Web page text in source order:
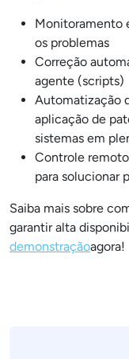
Monitoramento
os problemas
Correção
agente (scripts)
Automatização
aplicação de
sistemas em
Controle
para solucionar
Saiba mais sobre
garantir alta
demonstraçãoagora!